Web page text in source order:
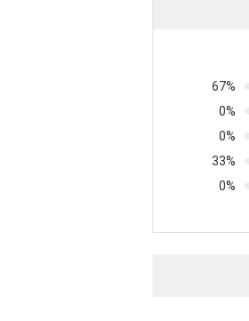
67%
0%
0%
33%
0%